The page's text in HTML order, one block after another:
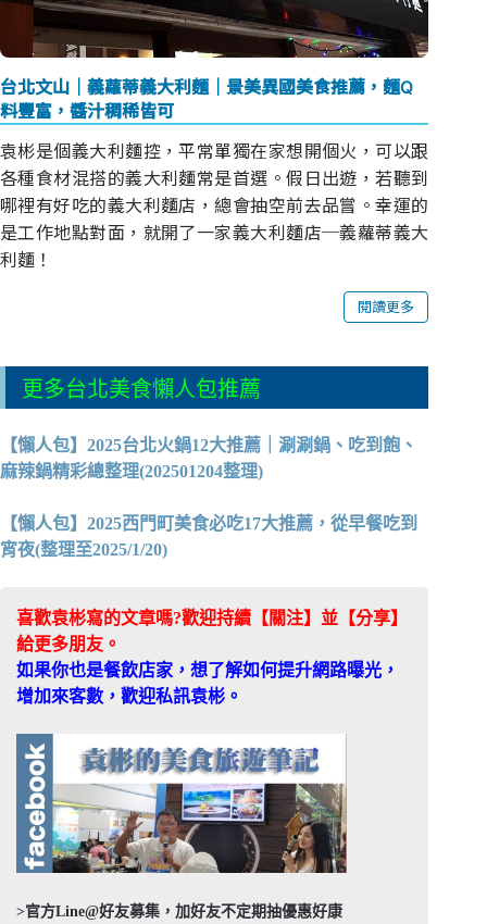
台北文山｜義蘿蒂義大利麵｜景美異國美食推薦，麵Q
料豐富，醬汁稠稀皆可
袁彬是個義大利麵控，平常單獨在家想開個火，可以跟
各種食材混搭的義大利麵常是首選。假日出遊，若聽到
哪裡有好吃的義大利麵店，總會抽空前去品嘗。幸運的
是工作地點對面，就開了一家義大利麵店─義蘿蒂義大
利麵！
閱讀更多
更多台北美食懶人包推薦
【懶人包】2025台北火鍋12大推薦｜涮涮鍋、吃到飽、
麻辣鍋精彩總整理(202501204整理)
【懶人包】2025西門町美食必吃17大推薦，從早餐吃到
宵夜(整理至2025/1/20)
喜歡袁彬寫的文章嗎?歡迎持續【關注】並【分享】
給更多朋友。
如果你也是餐飲店家，想了解如何提升網路曝光，
增加來客數，歡迎私訊袁彬。
>官方Line@好友募集，加好友不定期抽優惠好康